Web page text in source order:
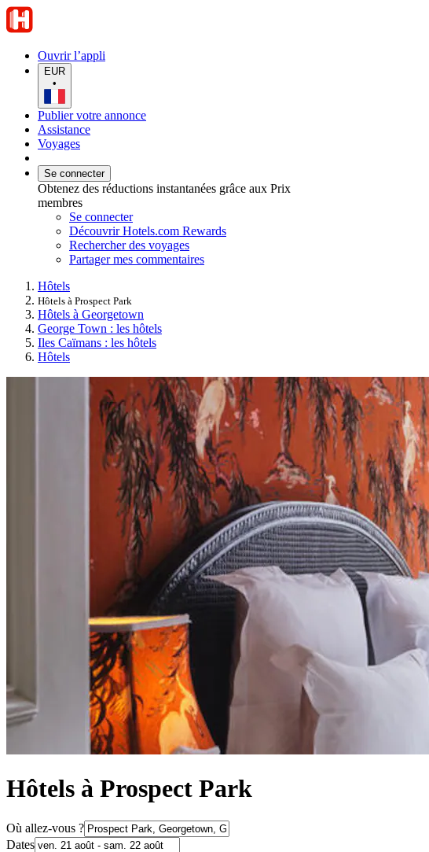
Ouvrir l’appli
EUR
•
Publier votre annonce
Assistance
Voyages
Se connecter
Obtenez des réductions instantanées grâce aux Prix
membres
Se connecter
Découvrir Hotels.com Rewards
Rechercher des voyages
Partager mes commentaires
Hôtels
Hôtels à Prospect Park
Hôtels à Georgetown
George Town : les hôtels
Iles Caïmans : les hôtels
Hôtels
Hôtels à Prospect Park
Où allez-vous ?
Dates